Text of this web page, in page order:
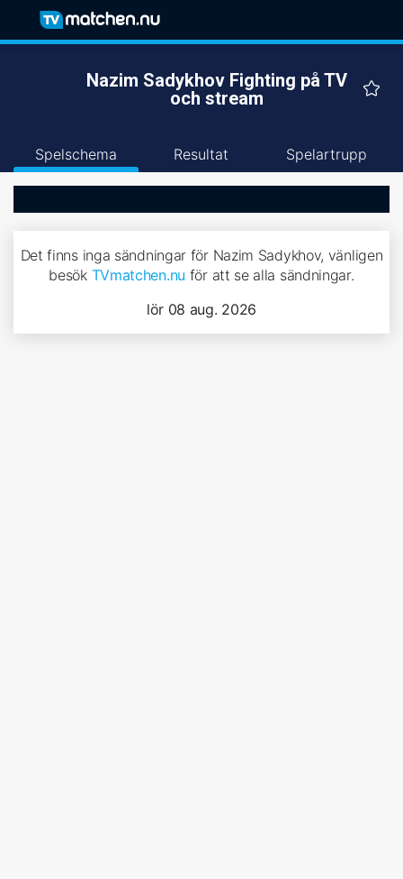
Nazim Sadykhov Fighting på TV
och stream
Spelschema Resultat Spelartrupp
Det finns inga sändningar för Nazim Sadykhov, vänligen
besök TVmatchen.nu för att se alla sändningar.
lör 08 aug. 2026